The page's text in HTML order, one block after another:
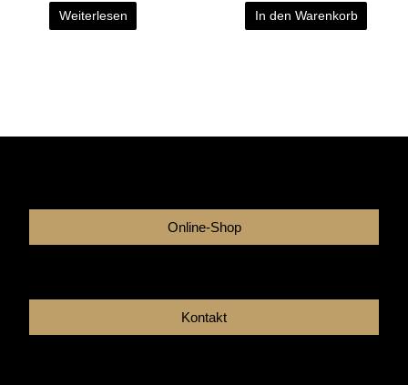
Weiterlesen In den Warenkorb
Online-Shop
Kontakt